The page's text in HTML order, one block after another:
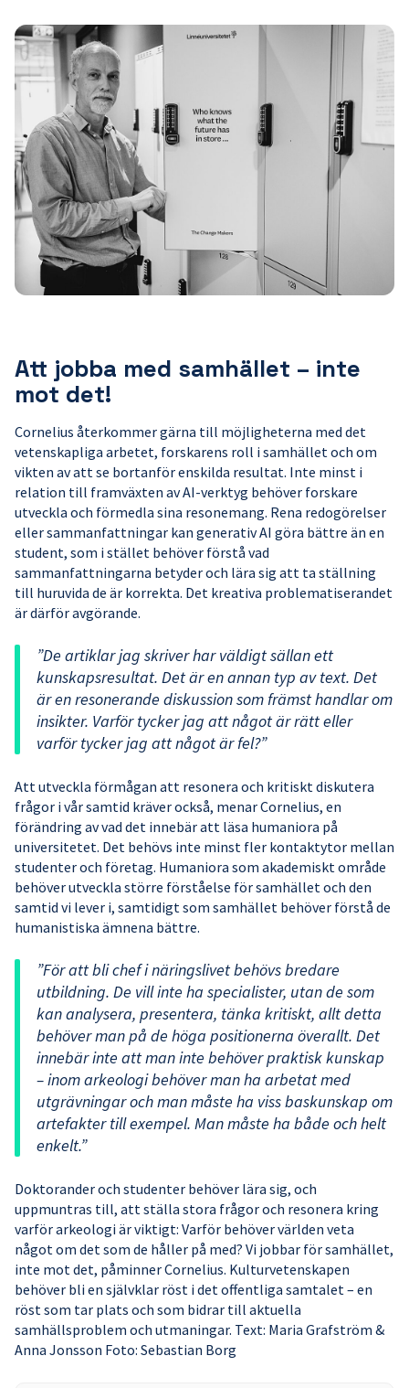
Att jobba med samhället – inte
mot det!
Cornelius återkommer gärna till möjligheterna med det
vetenskapliga arbetet, forskarens roll i samhället och om
vikten av att se bortanför enskilda resultat. Inte minst i
relation till framväxten av AI-verktyg behöver forskare
utveckla och förmedla sina resonemang. Rena redogörelser
eller sammanfattningar kan generativ AI göra bättre än en
student, som i stället behöver förstå vad
sammanfattningarna betyder och lära sig att ta ställning
till huruvida de är korrekta. Det kreativa problematiserandet
är därför avgörande.
”De artiklar jag skriver har väldigt sällan ett
kunskapsresultat. Det är en annan typ av text. Det
är en resonerande diskussion som främst handlar om
insikter. Varför tycker jag att något är rätt eller
varför tycker jag att något är fel?”
Att utveckla förmågan att resonera och kritiskt diskutera
frågor i vår samtid kräver också, menar Cornelius, en
förändring av vad det innebär att läsa humaniora på
universitetet. Det behövs inte minst fler kontaktytor mellan
studenter och företag. Humaniora som akademiskt område
behöver utveckla större förståelse för samhället och den
samtid vi lever i, samtidigt som samhället behöver förstå de
humanistiska ämnena bättre.
”För att bli chef i näringslivet behövs bredare
utbildning. De vill inte ha specialister, utan de som
kan analysera, presentera, tänka kritiskt, allt detta
behöver man på de höga positionerna överallt. Det
innebär inte att man inte behöver praktisk kunskap
– inom arkeologi behöver man ha arbetat med
utgrävningar och man måste ha viss baskunskap om
artefakter till exempel. Man måste ha både och helt
enkelt.”
Doktorander och studenter behöver lära sig, och
uppmuntras till, att ställa stora frågor och resonera kring
varför arkeologi är viktigt: Varför behöver världen veta
något om det som de håller på med? Vi jobbar för samhället,
inte mot det, påminner Cornelius. Kulturvetenskapen
behöver bli en självklar röst i det offentliga samtalet – en
röst som tar plats och som bidrar till aktuella
samhällsproblem och utmaningar. Text: Maria Grafström &
Anna Jonsson Foto: Sebastian Borg